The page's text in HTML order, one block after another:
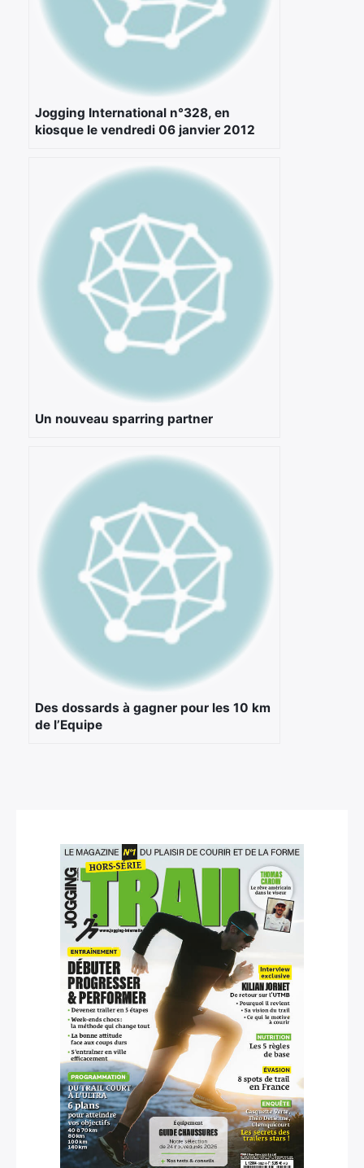
Jogging International n°328, en
kiosque le vendredi 06 janvier 2012
Un nouveau sparring partner
Des dossards à gagner pour les 10 km
de l’Equipe
Rechercher